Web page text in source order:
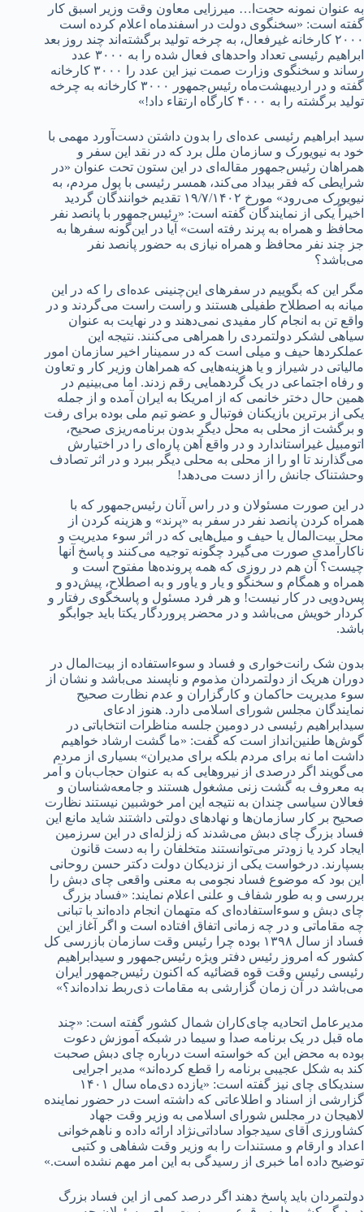
به عنوان نمونه حجت‌ا… میرزایی معاون وقت وزیر اسبق کار
گفته است: «سخنگوی دولت در اسفندماه اعلام کرده است
۲۰۰۰ کارخانه غیرفعال، به چرخه تولید برگشته‌اند چند روز بعد
ابراهیم رئیسی تعداد واحدهای فعال شده را به ۳۰۰۰ عدد
رساند و سخنگوی وزارت صمت نیز این عدد را ۳۰۰۰ کارخانه
گفته و در اردیبهشت‌ماه رئیس‌جمهور ۳۰۰۰ کارخانه به چرخه
تولید برگشته را به ۴۰۰۰ کارگاه ارتقاء داد!»
سید ابراهیم رئیسی عده‌ای را بدون داشتن دست‌آورد مهمی با
خود به نیویورک و سازمان ملل برد که در نقد این سفر و
همراهان رئیس‌جمهور مقاله‌ای در این ستون تحت عنوان «در
شرایطی که فقر بیداد می‌کند، همسر رئیسی با پول مردم، به
نیویورک می‌رود» مورخ ۱۹/۷/۱۴۰۲ تقدیم خوانندگان گردید
اخیراً یکی از نمایندگان گفته است: «رئیس‌جمهور با پانصد نفر
محافظ و همراه به پرند رفته است» آیا در این‌گونه سفرها به
جز چند نفر محافظ و همراه نیازی به حضور پانصد نفر
می‌باشد؟
مگر این که بگوییم در سفرهای این‌چنینی عده‌ای را که در این
میانه به اصطلاح طفیلی هستند و راست راست می‌گردند و در
واقع تن به انجام کار مفیدی نمی‌دهند و در نهایت به عنوان
سیاهی لشکر دولتمردی را همراهی می‌کنند. نتیجه این
عملکردها حیف و میلی است که در سمینار اخیر سازمان امور
مالیاتی در شیراز و یا هزینه‌هایی که همراهان وزیر کار و تعاون
و رفاه اجتماعی در یک گردهمایی رقم زدند. اما می‌بینیم در
همین حال دختر خانمی که از امریکا به ایران آمده و از جمله
یکی از برترین بازیکنان فوتبال و عضو تیم ملی بوده برای رفت
و برگشت از محلی به محل دیگر بدون برنامه‌ریزی صحیح،
اتومبیل غیراستاندارد و در واقع آهن پاره‌ای را در اختیارش
می‌گذارند تا او را از محلی به محلی دیگر ببرد و در اثر تصادف
وحشتناک جانش را از دست می‌دهد!
در این صورت مسئولان و در راس آنان رئیس‌جمهور که با
همراه کردن پانصد نفر در سفر به «پرند» و هزینه کردن از
محل بیت‌المال یا حیف و میل‌هایی که در اثر سوء‌ مدیریت و
ناکارآمدی صورت می‌گیرد چگونه توجیه می‌کنند و پاسخ آنها
چیست؟ آن هم در روزی که همه پرونده‌ها مفتوح است و
همراه و همگام و سخنگو و یار و یاور و به اصطلاح، پیش‌دو و
پس‌دویی در کار نیست! و هر فرد مسئول و پاسخگوی رفتار و
کردار خویش می‌باشد و در محضر پروردگار یکتا باید جوابگو
باشد.
بدون شک رانت‌خواری و فساد و سوء‌استفاده از بیت‌المال در
دوران هریک از دولتمردان مذموم و ناپسند می‌باشد و نشان از
سوء مدیریت حاکمان و کارگزاران و عدم نظارت صحیح
نمایندگان مجلس شورای اسلامی دارد. هنوز ادعای
سیدابراهیم رئیسی در دومین جلسه مناظرات انتخاباتی در
گوش‌ها طنین‌انداز است که گفت: «ما گشت ارشاد خواهیم
داشت اما نه برای مردم بلکه برای مدیران» بسیاری از مردم
می‌گویند اگر درصدی از نیروهایی که به عنوان حجاب‌بان و آمر
به معروف به گشت زنی مشغول هستند و جامعه‌شناسان و
فعالان سیاسی چندان به نتیجه این امر خوشبین نیستند نظارت
صحیح بر کار سازمان‌ها و نهادهای دولتی داشتند شاید مانع این
فساد بزرگ چای دبش می‌شدند که زلزله‌ای در این سرزمین
ایجاد کرد یا زودتر می‌توانستند متخلفان را به دست قانون
بسپارند. درخواست یکی از نزدیکان دولت دکتر حسن روحانی
این بود که موضوع فساد نجومی به معنی واقعی چای دبش را
بررسی و به طور شفاف و علنی اعلام نمایند: «فساد بزرگ
چای دبش و سوء‌استفاده‌ای که متهمان انجام داده‌اند با تبانی
چه مقاماتی و در چه زمانی اتفاق افتاده است و اگر آغاز این
فساد از سال ۱۳۹۸ بوده چرا رئیس وقت سازمان بازرسی کل
کشور که امروز رئیس دفتر ویژه رئیس‌جمهور و سیدابراهیم
رئیسی رئیس وقت قوه قضائیه که اکنون رئیس‌جمهور ایران
می‌باشد در آن زمان گزارشی به مقامات ذی‌ربط نداده‌اند؟»
مدیرعامل اتحادیه چای‌کاران شمال کشور گفته است: «چند
ماه قبل در یک برنامه صدا و سیما در شبکه آموزش دعوت
بوده به محض این که خواسته است درباره چای دبش صحبت
کند به شکل عجیبی برنامه را قطع کرده‌اند» مدیر اجرایی
سندیکای چای نیز گفته است: «یازده دی‌ماه سال ۱۴۰۱
گزارشی از اسناد و اطلاعاتی که داشته است در حضور نماینده
لاهیجان در مجلس شورای اسلامی به وزیر وقت جهاد
کشاورزی آقای سیدجواد ساداتی‌نژاد ارائه داده و ناهم‌خوانی
اعداد و ارقام و مستندات را به وزیر وقت شفاهی و کتبی
توضیح داده اما خبری از رسیدگی به این امر مهم نشده است.»
دولتمردان باید پاسخ دهند اگر درصد کمی از این فساد بزرگ